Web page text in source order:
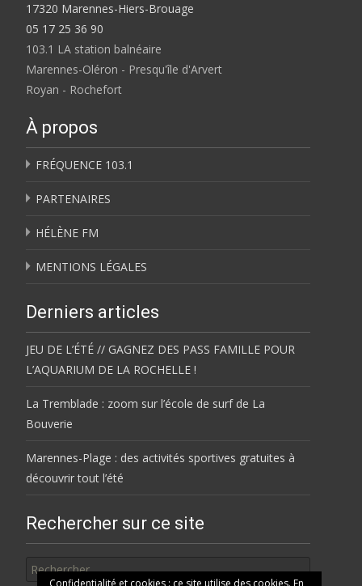
17320 Marennes-Hiers-Brouage
05 17 25 36 90
103.1 LA station balnéaire
Marennes-Oléron - Presqu'île d'Arvert
Royan - Rochefort
À propos
FRÉQUENCE 103.1
PARTENAIRES
HÉLÈNE FM
MENTIONS LÉGALES
Derniers articles
JEU DE L’ÉTÉ // GAGNEZ DES PASS FAMILLE POUR
L’AQUARIUM DE LA ROCHELLE !
La Tremblade : zoom sur l’école de surf de La
Bouverie
Marennes-Plage : des activités sportives gratuites à
découvrir tout l’été
Rechercher sur ce site
Confidentialité et cookies : ce site utilise des cookies. En